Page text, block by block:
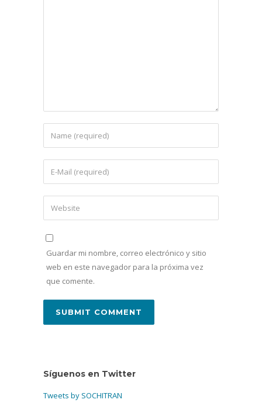
Guardar mi nombre, correo electrónico y sitio
web en este navegador para la próxima vez
que comente.
Síguenos en Twitter
Tweets by SOCHITRAN